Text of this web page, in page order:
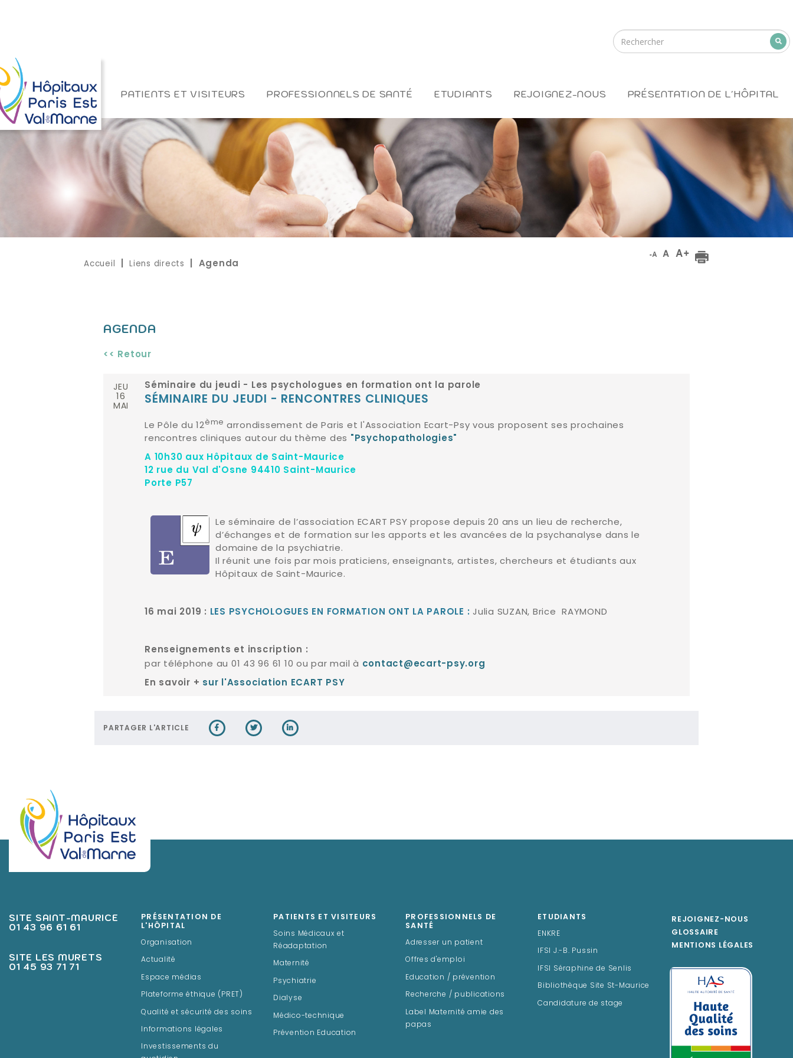
PATIENTS ET VISITEURS PROFESSIONNELS DE SANTÉ ETUDIANTS REJOIGNEZ-NOUS PRÉSENTATION DE L'HÔPITAL
Accueil Liens directs | Agenda
AGENDA
<< Retour
JEU
16
MAI
Séminaire du jeudi - Les psychologues en formation ont la parole
SÉMINAIRE DU JEUDI - RENCONTRES CLINIQUES
Le Pôle du 12ème arrondissement de Paris et l'Association Ecart-Psy vous proposent ses prochaines
rencontres cliniques autour du thème des
"Psychopathologies"
A 10h30 aux Hôpitaux de Saint-Maurice
12 rue du Val d'Osne 94410 Saint-Maurice
Porte P57
Le séminaire de l’association ECART PSY propose depuis 20 ans un lieu de recherche,
d’échanges et de formation sur les apports et les avancées de la psychanalyse dans le
domaine de la psychiatrie.
Il réunit une fois par mois praticiens, enseignants, artistes, chercheurs et étudiants aux
Hôpitaux de Saint-Maurice.
16 mai 2019 : LES PSYCHOLOGUES EN FORMATION ONT LA PAROLE : Julia SUZAN, Brice RAYMOND
Renseignements et inscription :
par téléphone au 01 43 96 61 10 ou par mail à contact@ecart-psy.org
En savoir + sur l'Association ECART PSY
PARTAGER L'ARTICLE
SITE SAINT-MAURICE
01 43 96 61 61
SITE LES MURETS
01 45 93 71 71
PRÉSENTATION DE
L'HÔPITAL
Organisation
Actualité
Espace médias
Plateforme éthique (PRET)
Qualité et sécurité des soins
Informations légales
Investissements du
PATIENTS ET VISITEURS
Soins Médicaux et
Réadaptation
Maternité
Psychiatrie
Dialyse
Médico-technique
Prévention Education
PROFESSIONNELS DE
SANTÉ
Adresser un patient
Offres d'emploi
Education / prévention
Recherche / publications
Label Maternité amie des
papas
ETUDIANTS
ENKRE
IFSI J.-B. Pussin
IFSI Séraphine de Senlis
Bibliothèque Site St-Maurice
Candidature de stage
REJOIGNEZ-NOUS
GLOSSAIRE
MENTIONS LÉGALES